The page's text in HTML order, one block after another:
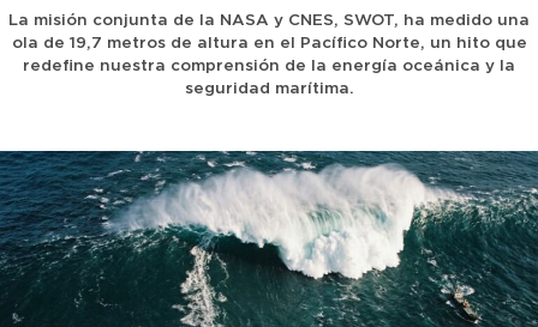
La misión conjunta de la NASA y CNES, SWOT, ha medido una
ola de 19,7 metros de altura en el Pacífico Norte, un hito que
redefine nuestra comprensión de la energía oceánica y la
seguridad marítima.